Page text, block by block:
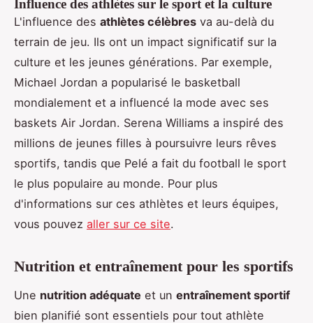
Influence des athlètes sur le sport et la culture
L'influence des athlètes célèbres va au-delà du
terrain de jeu. Ils ont un impact significatif sur la
culture et les jeunes générations. Par exemple,
Michael Jordan a popularisé le basketball
mondialement et a influencé la mode avec ses
baskets Air Jordan. Serena Williams a inspiré des
millions de jeunes filles à poursuivre leurs rêves
sportifs, tandis que Pelé a fait du football le sport
le plus populaire au monde. Pour plus
d'informations sur ces athlètes et leurs équipes,
vous pouvez aller sur ce site.
Nutrition et entraînement pour les sportifs
Une nutrition adéquate et un entraînement sportif
bien planifié sont essentiels pour tout athlète